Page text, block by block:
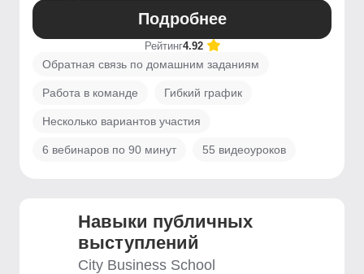
Подробнее
Рейтинг4.92
Обратная связь по домашним заданиям
Работа в команде Гибкий график
Несколько вариантов участия
6 вебинаров по 90 минут 55 видеоуроков
Навыки публичных
выступлений
City Business School